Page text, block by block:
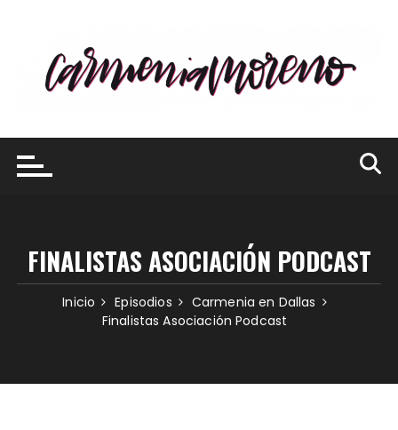
contenido
FINALISTAS ASOCIACIÓN PODCAST
Inicio Episodios
Carmenia en Dallas
Finalistas Asociación Podcast